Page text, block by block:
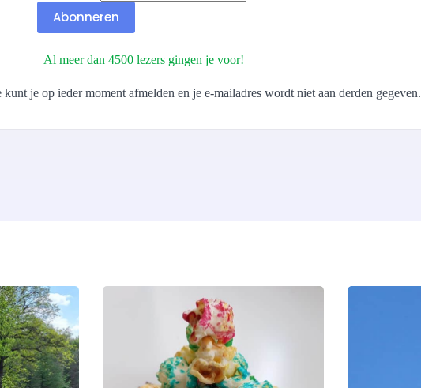
Abonneren
Al meer dan 4500 lezers gingen je voor!
kunt je op ieder moment afmelden en je e-mailadres wordt niet aan derden gegeven.